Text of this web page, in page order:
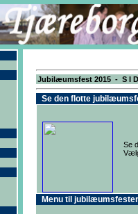
Jubilæumsfest 2015 - S I
Se den flotte
Se
Menu til